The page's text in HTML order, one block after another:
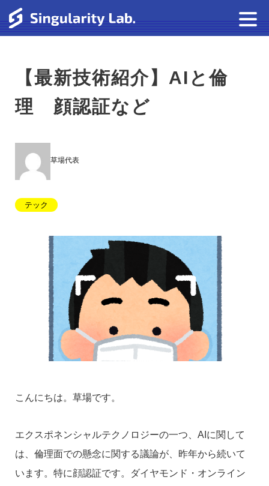
【最新技術紹介】AIと倫
理 顔認証など
草場代表
テック
こんにちは。草場です。
エクスポネンシャルテクノロジーの一つ、AIに関して
は、倫理面での懸念に関する議論が、昨年から続いて
います。特に顔認証です。ダイヤモンド・オンライン